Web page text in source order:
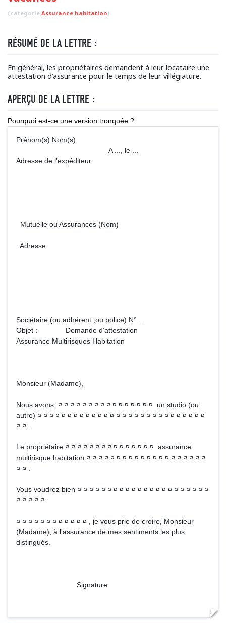
(categorie Assurance habitation)
RÉSUMÉ DE LA LETTRE :
En général, les propriétaires demandent à leur locataire une
attestation d'assurance pour le temps de leur villégiature.
APERÇU DE LA LETTRE :
Pourquoi est-ce une version tronquée ?
Prénom(s) Nom(s)
A ..., le ...
Adresse de l'expéditeur
Mutuelle ou Assurances (Nom)
Adresse
Sociétaire (ou adhérent ,ou police) N°...
Objet : Demande d'attestation
Assurance Multirisques Habitation
Monsieur (Madame),
Nous avons, ¤ ¤ ¤ ¤ ¤ ¤ ¤ ¤ ¤ ¤ ¤ ¤ ¤ ¤ ¤ ¤ un studio (ou
autre) ¤ ¤ ¤ ¤ ¤ ¤ ¤ ¤ ¤ ¤ ¤ ¤ ¤ ¤ ¤ ¤ ¤ ¤ ¤ ¤ ¤ ¤ ¤ ¤ ¤ ¤ ¤ ¤
¤ ¤ .
Le propriétaire ¤ ¤ ¤ ¤ ¤ ¤ ¤ ¤ ¤ ¤ ¤ ¤ ¤ ¤ ¤ assurance
multirisque habitation ¤ ¤ ¤ ¤ ¤ ¤ ¤ ¤ ¤ ¤ ¤ ¤ ¤ ¤ ¤ ¤ ¤ ¤ ¤ ¤
¤ ¤ .
Vous voudrez bien ¤ ¤ ¤ ¤ ¤ ¤ ¤ ¤ ¤ ¤ ¤ ¤ ¤ ¤ ¤ ¤ ¤ ¤ ¤ ¤ ¤ ¤
¤ ¤ ¤ ¤ ¤ .
¤ ¤ ¤ ¤ ¤ ¤ ¤ ¤ ¤ ¤ ¤ ¤ , je vous prie de croire, Monsieur
(Madame), à l'assurance de mes sentiments les plus
distingués.
Signature